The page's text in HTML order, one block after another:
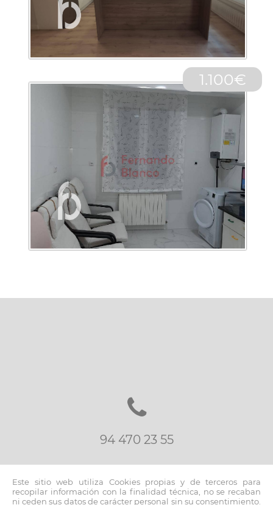
1.100€
94 470 23 55
Este sitio web utiliza Cookies propias y de terceros para
recopilar información con la finalidad técnica, no se recaban
ni ceden sus datos de carácter personal sin su consentimiento.